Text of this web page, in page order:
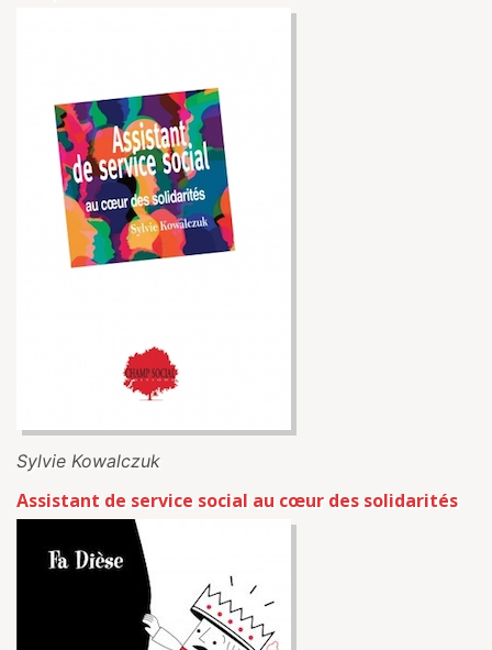
Sylvie Kowalczuk
Assistant de service social au cœur des solidarités